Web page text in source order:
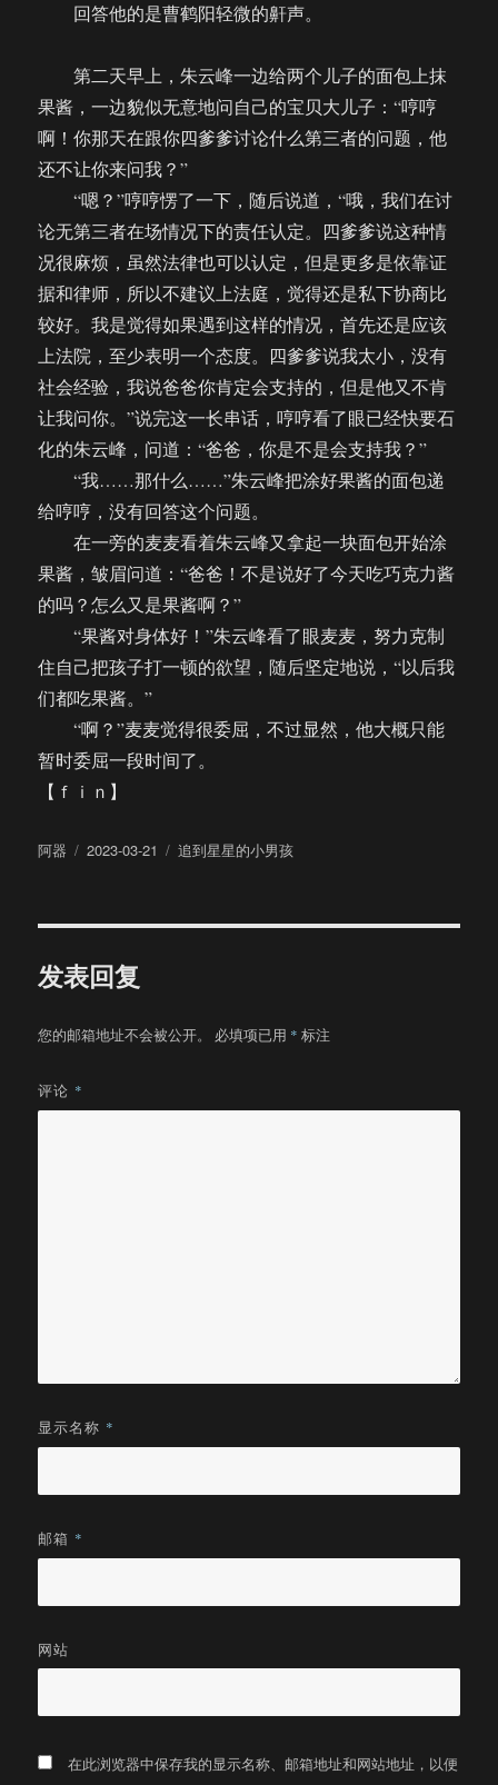
回答他的是曹鹤阳轻微的鼾声。
第二天早上，朱云峰一边给两个儿子的面包上抹
果酱，一边貌似无意地问自己的宝贝大儿子：“哼哼
啊！你那天在跟你四爹爹讨论什么第三者的问题，他
还不让你来问我？”
“嗯？”哼哼愣了一下，随后说道，“哦，我们在讨
论无第三者在场情况下的责任认定。四爹爹说这种情
况很麻烦，虽然法律也可以认定，但是更多是依靠证
据和律师，所以不建议上法庭，觉得还是私下协商比
较好。我是觉得如果遇到这样的情况，首先还是应该
上法院，至少表明一个态度。四爹爹说我太小，没有
社会经验，我说爸爸你肯定会支持的，但是他又不肯
让我问你。”说完这一长串话，哼哼看了眼已经快要石
化的朱云峰，问道：“爸爸，你是不是会支持我？”
“我……那什么……”朱云峰把涂好果酱的面包递
给哼哼，没有回答这个问题。
在一旁的麦麦看着朱云峰又拿起一块面包开始涂
果酱，皱眉问道：“爸爸！不是说好了今天吃巧克力酱
的吗？怎么又是果酱啊？”
“果酱对身体好！”朱云峰看了眼麦麦，努力克制
住自己把孩子打一顿的欲望，随后坚定地说，“以后我
们都吃果酱。”
“啊？”麦麦觉得很委屈，不过显然，他大概只能
暂时委屈一段时间了。
【ｆｉｎ】
作
阿器
发
2023-03-21
分
追到星星的小男孩
发表回复
您的邮箱地址不会被公开。 必填项已用 * 标注
评论 *
显示名称 *
邮箱 *
网站
在此浏览器中保存我的显示名称、邮箱地址和网站地址，以便